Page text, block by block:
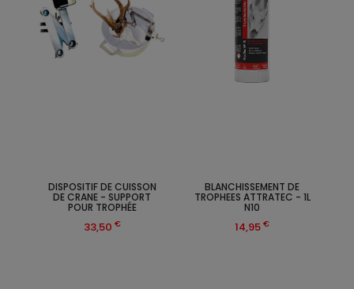
DISPOSITIF DE CUISSON
DE CRANE - SUPPORT
POUR TROPHÉE
33,50 €
BLANCHISSEMENT DE
TROPHEES ATTRATEC - 1L
N10
14,95 €